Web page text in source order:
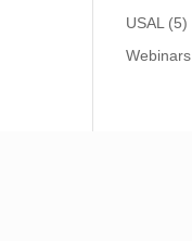
USAL (5)
Webinars